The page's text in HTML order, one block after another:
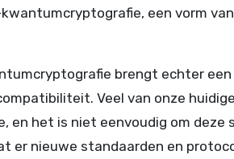
een vorm
brengt echter
Veel van onze
en het is niet eenvoudig om
er nieuwe standaarden en